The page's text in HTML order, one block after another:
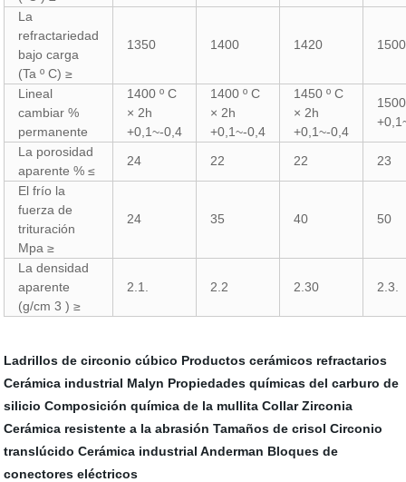
La
refractariedad
bajo carga
(Ta º C) ≥
1350 1400 1420 1500
Lineal
cambiar %
permanente
1400 º C
× 2h
+0,1~-0,4
1400 º C
× 2h
+0,1~-0,4
1450 º C
× 2h
+0,1~-0,4
La porosidad
aparente % ≤
24 22 22 23
El frío la
fuerza de
trituración
Mpa ≥
24 35 40 50
La densidad
aparente
(g/cm 3 ) ≥
2.1. 2.2 2.30 2.3.
Ladrillos de circonio cúbico Productos cerámicos refractarios
Cerámica industrial Malyn Propiedades químicas del carburo de
silicio Composición química de la mullita Collar Zirconia
Cerámica resistente a la abrasión Tamaños de crisol Circonio
translúcido Cerámica industrial Anderman Bloques de
conectores eléctricos